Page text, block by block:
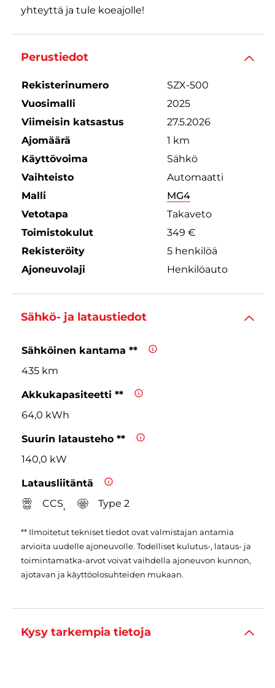
yhteyttä ja tule koeajolle!
Perustiedot
Rekisterinumero
SZX-500
Vuosimalli
2025
Viimeisin katsastus
27.5.2026
Ajomäärä
1 km
Käyttövoima
Sähkö
Vaihteisto
Automaatti
Malli
MG4
Vetotapa
Takaveto
Toimistokulut
349 €
Rekisteröity
5 henkilöä
Ajoneuvolaji
Henkilöauto
Sähkö- ja lataustiedot
Sähköinen kantama **
435 km
Akkukapasiteetti **
64,0 kWh
Suurin latausteho **
140,0 kW
Latausliitäntä
CCS, Type 2
** Ilmoitetut tekniset tiedot ovat valmistajan antamia
arvioita uudelle ajoneuvolle. Todelliset kulutus-, lataus- ja
toimintamatka-arvot voivat vaihdella ajoneuvon kunnon,
ajotavan ja käyttöolosuhteiden mukaan.
Kysy tarkempia tietoja